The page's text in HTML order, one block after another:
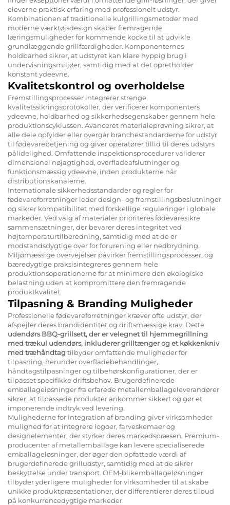
eleverne praktisk erfaring med professionelt udstyr.
Kombinationen af traditionelle kulgrillingsmetoder med
moderne værktøjsdesign skaber fremragende
læringsmuligheder for kommende kocke til at udvikle
grundlæggende grillfærdigheder. Komponenternes
holdbarhed sikrer, at udstyret kan klare hyppig brug i
undervisningsmiljøer, samtidig med at det opretholder
konstant ydeevne.
Kvalitetskontrol og overholdelse
Fremstillingsprocesser integrerer strenge
kvalitetssikringsprotokoller, der verificerer komponenters
ydeevne, holdbarhed og sikkerhedsegenskaber gennem hele
produktionscyklussen. Avanceret materialeprøvning sikrer, at
alle dele opfylder eller overgår branchestandarderne for udstyr
til fødevarebetjening og giver operatører tillid til deres udstyrs
pålidelighed. Omfattende inspektionsprocedurer validerer
dimensionel nøjagtighed, overfladeafslutninger og
funktionsmæssig ydeevne, inden produkterne når
distributionskanalerne.
Internationale sikkerhedsstandarder og regler for
fødevareforretninger leder design- og fremstillingsbeslutninger
og sikrer kompatibilitet med forskellige reguleringer i globale
markeder. Ved valg af materialer prioriteres fødevaresikre
sammensætninger, der bevarer deres integritet ved
højtemperaturtilberedning, samtidig med at de er
modstandsdygtige over for forurening eller nedbrydning.
Miljømæssige overvejelser påvirker fremstillingsprocesser, og
bæredygtige praksisintegreres gennem hele
produktionsoperationerne for at minimere den økologiske
belastning uden at kompromittere den fremragende
produktkvalitet.
Tilpasning & Branding Muligheder
Professionelle fødevareforretninger kræver ofte udstyr, der
afspejler deres brandidentitet og driftsmæssige krav. Dette
udendørs BBQ-grillsett, der er velegnet til hjemmegrillning
med trækul udendørs, inkluderer grilltænger og et køkkenkniv
med træhåndtagtilbyder omfattende muligheder for
tilpasning, herunder overfladebehandlinger,
håndtagstilpasninger og tilbehørskonfigurationer, der er
tilpasset specifikke driftsbehov. Brugerdefinerede
emballageløsninger fra erfarede metallemballageleverandører
sikrer, at tilpassede produkter ankommer sikkert og gør et
imponerende indtryk ved levering.
Mulighederne for integration af branding giver virksomheder
mulighed for at integrere logoer, farveskemaer og
designelementer, der styrker deres markedspræsen. Premium-
producenter af metallemballage kan levere specialiserede
emballageløsninger, der øger den opfattede værdi af
brugerdefinerede grilludstyr, samtidig med at de sikrer
beskyttelse under transport. OEM-blikemballageløsninger
tilbyder yderligere muligheder for virksomheder til at skabe
unikke produktpræsentationer, der differentierer deres tilbud
på konkurrencedygtige markeder.